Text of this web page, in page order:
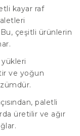
kayar raf
çeşitli ürünlerin
yükleri
ve yoğun
paletli
üretilir ve ağır